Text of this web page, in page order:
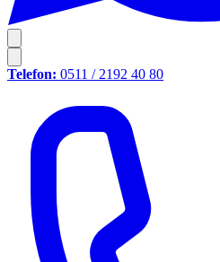
Telefon: 0511 / 2192 40 80